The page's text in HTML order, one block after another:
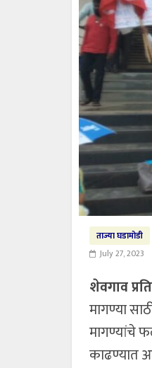
ताज्या घडामोडी
July 27, 2023
शेवगाव
मागण्या
मागण्यांचे
काढण्यात